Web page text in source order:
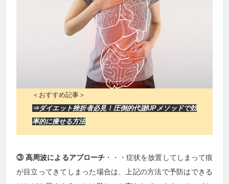
＜おすすめ記事＞
⇒ダイエット挫折者必見！圧倒的代謝UPメソッドで効
率的に痩せる方法
③ 高周波によるアプローチ・・・症状を放置してしまって痕
が目立ってきてしまった場合は、上記の方法で予防はできる